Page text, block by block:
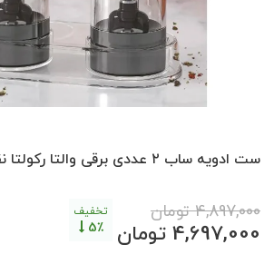
ست ادویه ساب ۲ عددی برقی والتا رکولتا نقره ای
4,897,000 تومان
4,697,000 تومان
تخفیف
5٪